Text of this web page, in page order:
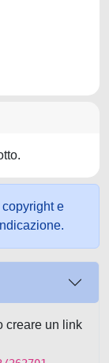
copyright e
creare un link